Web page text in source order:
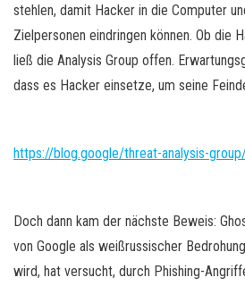
stehlen, damit Hacker in die Computer
Zielpersonen eindringen können. Ob die
ließ die Analysis Group offen.
dass es Hacker einsetze, um seine
https://blog.google/threat-analysis-
Doch dann kam der nächste Beweis:
von Google als weißrussischer
wird, hat versucht, durch Phishing-